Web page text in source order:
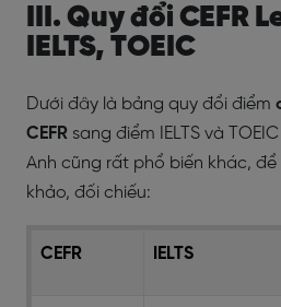
III. Quy đổi CEFR
IELTS, TOEIC
Dưới đây là bảng quy đổi điểm
CEFR sang điểm IELTS và
Anh cũng rất phổ biến khác,
khảo, đối chiếu:
CEFR IELTS